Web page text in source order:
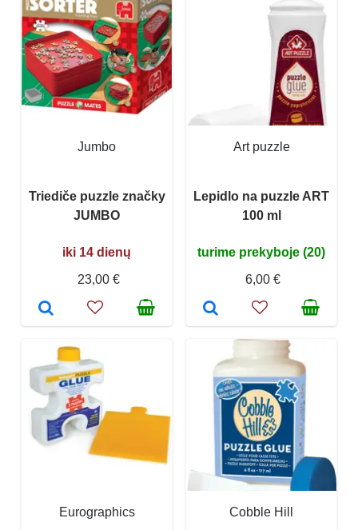
Jumbo
Triediče puzzle značky
JUMBO
iki 14 dienų
23,00 €
Art puzzle
Lepidlo na puzzle ART
100 ml
turime prekyboje (20)
6,00 €
Eurographics Cobble Hill